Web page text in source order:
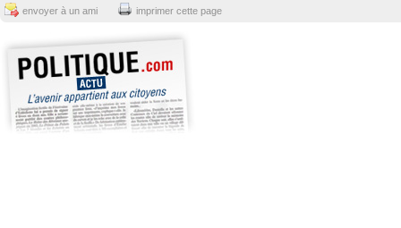
envoyer à un ami imprimer cette page